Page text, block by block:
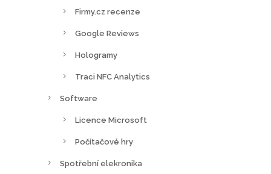
Firmy.cz recenze
Google Reviews
Hologramy
Traci NFC Analytics
Software
Licence Microsoft
Počítačové hry
Spotřební elekronika